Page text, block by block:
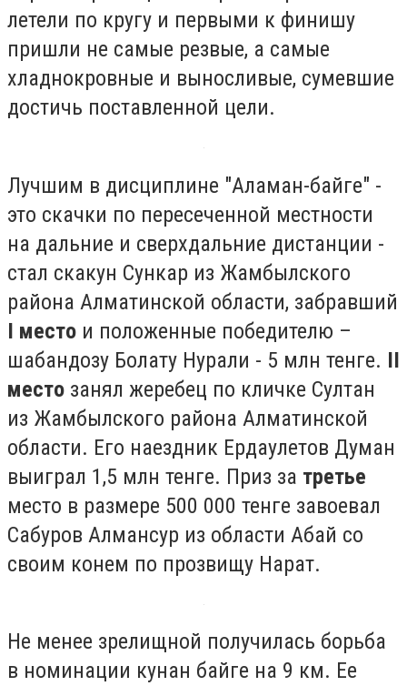
летели по кругу и первыми к финишу
пришли не самые резвые, а самые
хладнокровные и выносливые, сумевшие
достичь поставленной цели.
Лучшим в дисциплине "Аламан-байге" -
это скачки по пересеченной местности
на дальние и сверхдальние дистанции -
стал скакун Сункар из Жамбылского
района Алматинской области, забравший
I место и положенные победителю –
шабандозу Болату Нурали - 5 млн тенге. II
место занял жеребец по кличке Султан
из Жамбылского района Алматинской
области. Его наездник Ердаулетов Думан
выиграл 1,5 млн тенге. Приз за третье
место в размере 500 000 тенге завоевал
Сабуров Алмансур из области Абай со
своим конем по прозвищу Нарат.
Не менее зрелищной получилась борьба
в номинации кунан байге на 9 км. Ее